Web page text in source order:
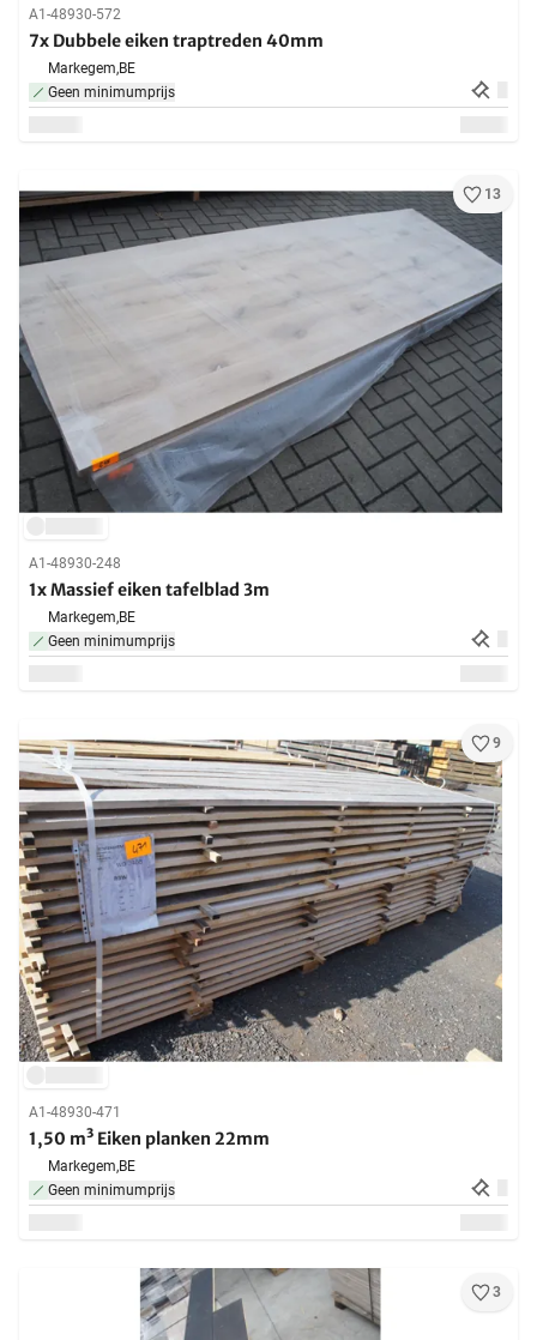
A1-48930-572
7x Dubbele eiken traptreden 40mm
Markegem,BE
Geen minimumprijs
13
A1-48930-248
1x Massief eiken tafelblad 3m
Markegem,BE
Geen minimumprijs
9
A1-48930-471
1,50 m³ Eiken planken 22mm
Markegem,BE
Geen minimumprijs
3